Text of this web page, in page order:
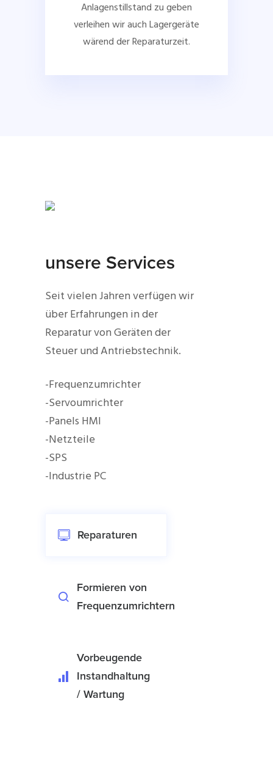
Anlagenstillstand zu geben
verleihen wir auch Lagergeräte
wärend der Reparaturzeit.
unsere Services
Seit vielen Jahren verfügen wir
über Erfahrungen in der
Reparatur von Geräten der
Steuer und Antriebstechnik.
-Frequenzumrichter
-Servoumrichter
-Panels HMI
-Netzteile
-SPS
-Industrie PC
Reparaturen
Formieren von
Frequenzumrichtern
Vorbeugende
Instandhaltung
/ Wartung